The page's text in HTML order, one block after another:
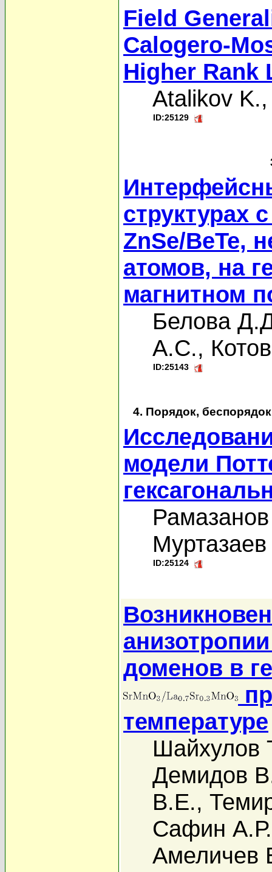
Field
Calogero-
Higher Rank
Atalikov K.
ID:25129
структурах
ZnSe/BeTe,
атомов, на
магнитном
Белова
А.С.,
ID:25143
4. Порядок,
модели
ID:25124
доменов в
температуре
Шайхулов
Демидов
В.Е.,
Сафин А.Р.
Амеличев